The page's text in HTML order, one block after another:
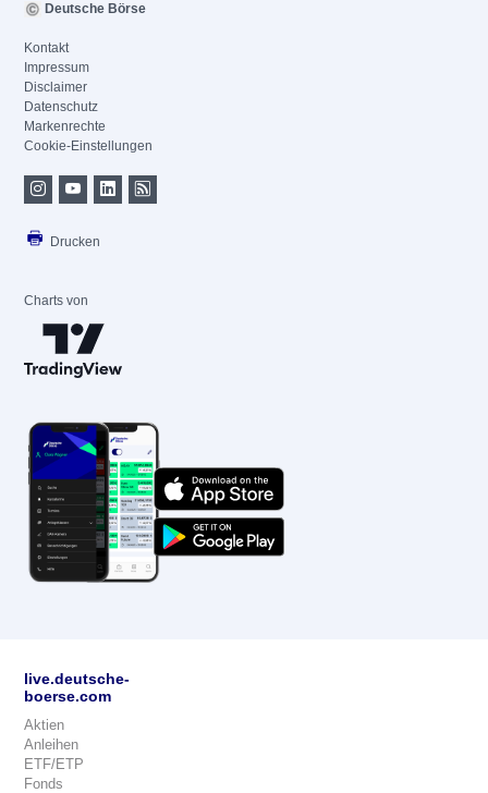
Deutsche Börse
Kontakt
Impressum
Disclaimer
Datenschutz
Markenrechte
Cookie-Einstellungen
Drucken
Charts von
live.deutsche-
boerse.com
Aktien
Anleihen
ETF/ETP
Fonds